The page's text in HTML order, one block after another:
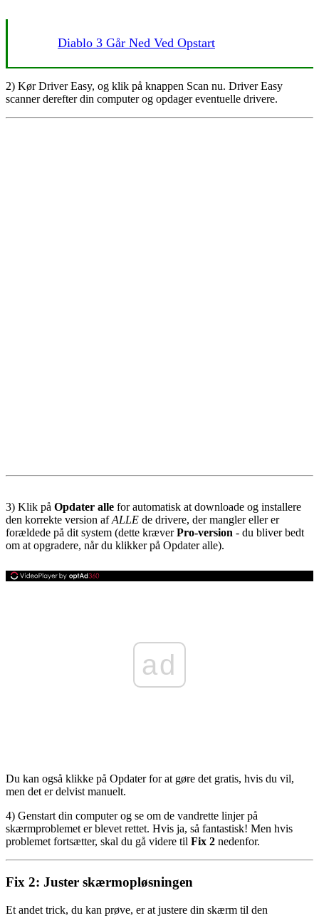
Diablo 3 Går Ned Ved Opstart
2) Kør Driver Easy, og klik på knappen Scan nu. Driver Easy
scanner derefter din computer og opdager eventuelle drivere.
3) Klik på Opdater alle for automatisk at downloade og installere
den korrekte version afALLE de drivere, der mangler eller er
forældede på dit system (dette kræverPro-version - du bliver bedt
om at opgradere, når du klikker på Opdater alle).
ad
Du kan også klikke på Opdater for at gøre det gratis, hvis du vil,
men det er delvist manuelt.
4) Genstart din computer og se om de vandrette linjer på
skærmproblemet er blevet rettet. Hvis ja, så fantastisk! Men hvis
problemet fortsætter, skal du gå videre til Fix 2 nedenfor.
Fix 2: Juster skærmopløsningen
Et andet trick, du kan prøve, er at justere din skærm til den